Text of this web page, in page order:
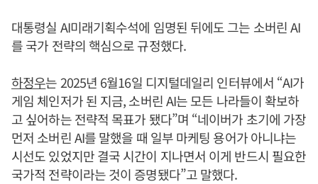
대통령실 AI미래기획수석에 임명된 뒤에도 그는 소버린 AI
를 국가 전략의 핵심으로 규정했다.
하정우는 2025년 6월16일 디지털데일리 인터뷰에서 “AI가
게임 체인저가 된 지금, 소버린 AI는 모든 나라들이 확보하
고 싶어하는 전략적 목표가 됐다”며 “네이버가 초기에 가장
먼저 소버린 AI를 말했을 때 일부 마케팅 용어가 아니냐는
시선도 있었지만 결국 시간이 지나면서 이게 반드시 필요한
국가적 전략이라는 것이 증명됐다”고 말했다.